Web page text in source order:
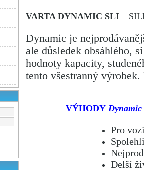
VARTA DYNAMIC SLI –
Dynamic je
ale důsledek obsáhlého,
hodnoty kapacity,
tento všestranný
VÝHODY
Pro
Delší